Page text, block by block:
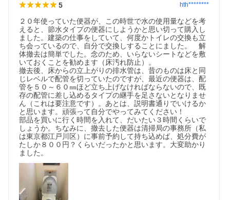
5 hth********
２０年使っていた便器が、この時世で水の使用量などを考
えると、節水タイプの便器にしようかと思い切って購入し
ました。建築の仕事をしていて、何度かトイレの交換も立
ち会っているので、自分で交換しすることにました。　解
体撤去は簡単でした。念のため、いらないシートなどを敷
いておくことを勧めます（床汚れ防止）。
撤去後、床からの立上がりの排水管は、昔のものは床と同
じレベルで配管を切っていたのですが、最近の便器は、配
管を５０～６０㎜ほど立ち上げなければならないので、既
存の配管に差し込めるタイプの継手を足さないとなりませ
ん（これは要注意です）。あとは、説明書通りでいけるか
と思います。頑張って自分でやってみてください！
部品を買いに行く時間を入れて、だいたい３時間くらいで
しょうか。ちなみに、撤去した便器は清掃局の事務所（私
は東京都江戸川区）に事前予約して持ち込めば、処分費が
たしか８００円？くらいだったかと思います。大変助かり
ました。